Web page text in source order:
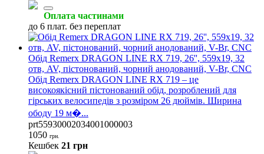
Оплата частинами
до 6 плат. без переплат
Обід Remerx DRAGON LINE RX 719, 26'', 559x19, 32
отв, AV, пістонований, чорний анодований, V-Br, CNC
Обід Remerx DRAGON LINE RX 719 – це
високоякісний пістонований обід, розроблений для
гірських велосипедів з розміром 26 дюймів. Ширина
ободу 19 м�...
prt55930002034001000003
1050 грн.
Кешбек 21 грн